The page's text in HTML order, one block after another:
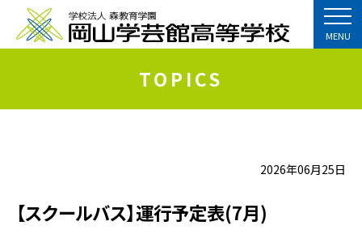
MENU
TOPICS
2026年06月25日
【スクールバス】運行予定表(7月)